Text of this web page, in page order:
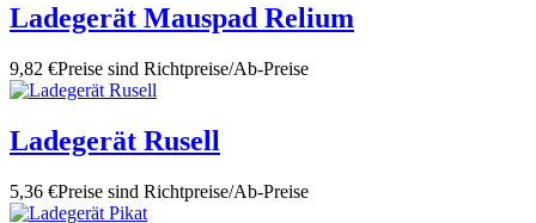
Ladegerät Mauspad Relium
9,82 €Preise sind Richtpreise/Ab-Preise
Ladegerät Rusell
5,36 €Preise sind Richtpreise/Ab-Preise